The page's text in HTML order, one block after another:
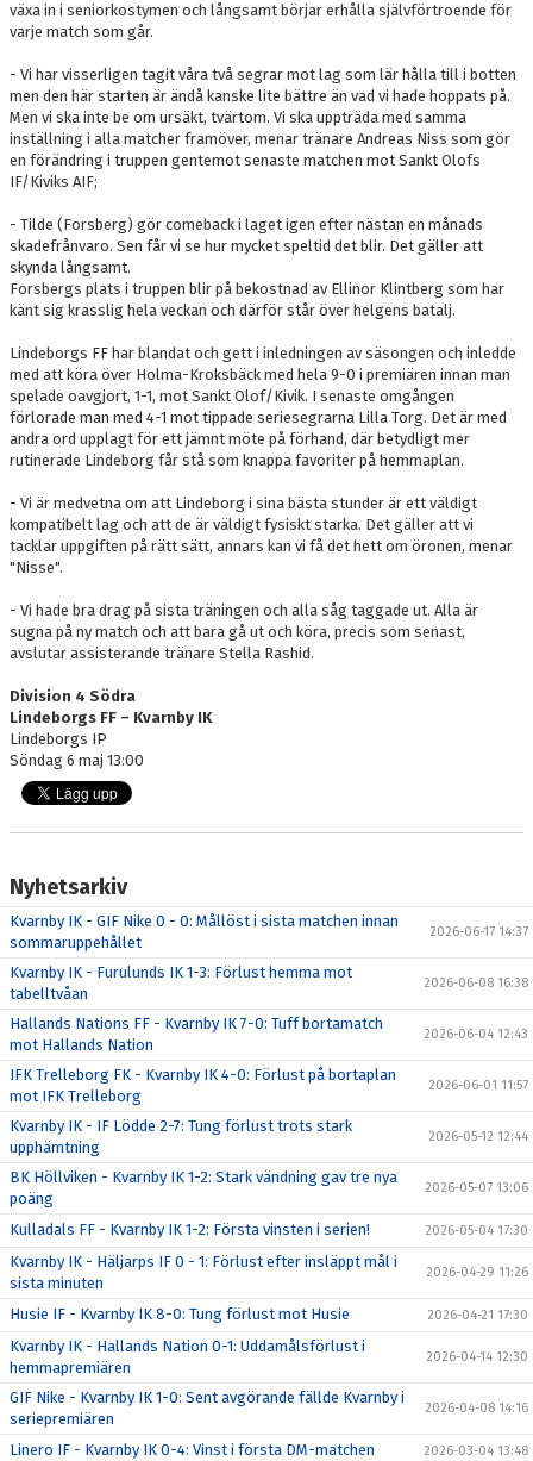
växa in i seniorkostymen och långsamt börjar erhålla självförtroende för
varje match som går.
- Vi har visserligen tagit våra två segrar mot lag som lär hålla till i botten
men den här starten är ändå kanske lite bättre än vad vi hade hoppats på.
Men vi ska inte be om ursäkt, tvärtom. Vi ska uppträda med samma
inställning i alla matcher framöver, menar tränare Andreas Niss som gör
en förändring i truppen gentemot senaste matchen mot Sankt Olofs
IF/Kiviks AIF;
- Tilde (Forsberg) gör comeback i laget igen efter nästan en månads
skadefrånvaro. Sen får vi se hur mycket speltid det blir. Det gäller att
skynda långsamt.
Forsbergs plats i truppen blir på bekostnad av Ellinor Klintberg som har
känt sig krasslig hela veckan och därför står över helgens batalj.
Lindeborgs FF har blandat och gett i inledningen av säsongen och inledde
med att köra över Holma-Kroksbäck med hela 9-0 i premiären innan man
spelade oavgjort, 1-1, mot Sankt Olof/Kivik. I senaste omgången
förlorade man med 4-1 mot tippade seriesegrarna Lilla Torg. Det är med
andra ord upplagt för ett jämnt möte på förhand, där betydligt mer
rutinerade Lindeborg får stå som knappa favoriter på hemmaplan.
- Vi är medvetna om att Lindeborg i sina bästa stunder är ett väldigt
kompatibelt lag och att de är väldigt fysiskt starka. Det gäller att vi
tacklar uppgiften på rätt sätt, annars kan vi få det hett om öronen, menar
"Nisse".
- Vi hade bra drag på sista träningen och alla såg taggade ut. Alla är
sugna på ny match och att bara gå ut och köra, precis som senast,
avslutar assisterande tränare Stella Rashid.
Division 4 Södra
Lindeborgs FF – Kvarnby IK
Lindeborgs IP
Söndag 6 maj 13:00
Nyhetsarkiv
Kvarnby IK - GIF Nike 0 - 0: Mållöst i sista matchen innan
sommaruppehållet
2026-06-17 14:37
Kvarnby IK - Furulunds IK 1-3: Förlust hemma mot
tabelltvåan
2026-06-08 16:38
Hallands Nations FF - Kvarnby IK 7-0: Tuff bortamatch
mot Hallands Nation
2026-06-04 12:43
IFK Trelleborg FK - Kvarnby IK 4-0: Förlust på bortaplan
mot IFK Trelleborg
2026-06-01 11:57
Kvarnby IK - IF Lödde 2-7: Tung förlust trots stark
upphämtning
2026-05-12 12:44
BK Höllviken - Kvarnby IK 1-2: Stark vändning gav tre nya
poäng
2026-05-07 13:06
Kulladals FF - Kvarnby IK 1-2: Första vinsten i serien! 2026-05-04 17:30
Kvarnby IK - Häljarps IF 0 - 1: Förlust efter insläppt mål i
sista minuten
2026-04-29 11:26
Husie IF - Kvarnby IK 8-0: Tung förlust mot Husie 2026-04-21 17:30
Kvarnby IK - Hallands Nation 0-1: Uddamålsförlust i
hemmapremiären
2026-04-14 12:30
GIF Nike - Kvarnby IK 1-0: Sent avgörande fällde Kvarnby i
seriepremiären
2026-04-08 14:16
Linero IF - Kvarnby IK 0-4: Vinst i första DM-matchen 2026-03-04 13:48